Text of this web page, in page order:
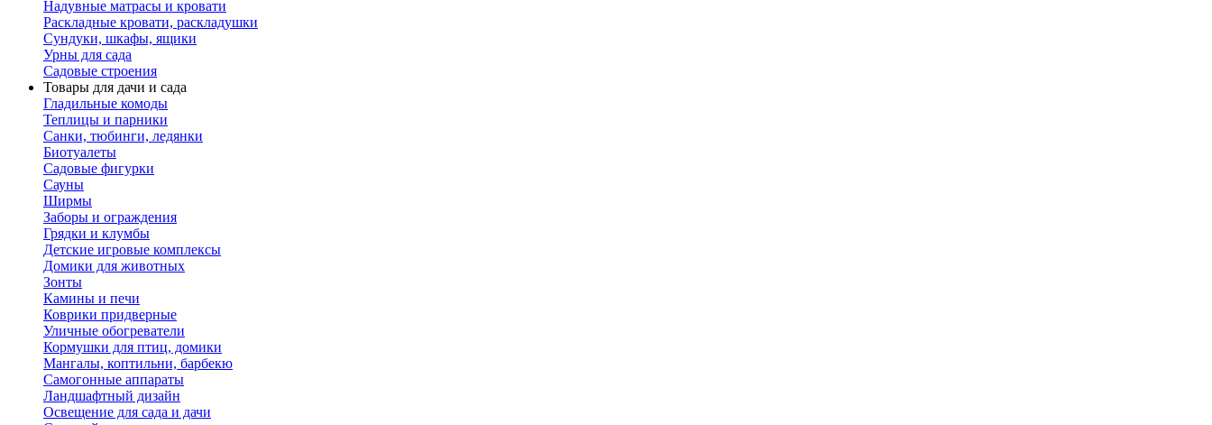
Надувные матрасы и кровати
Раскладные кровати, раскладушки
Сундуки, шкафы, ящики
Урны для сада
Садовые строения
Товары для дачи и сада
Гладильные комоды
Теплицы и парники
Санки, тюбинги, ледянки
Биотуалеты
Садовые фигурки
Сауны
Ширмы
Заборы и ограждения
Грядки и клумбы
Детские игровые комплексы
Домики для животных
Зонты
Камины и печи
Коврики придверные
Уличные обогреватели
Кормушки для птиц, домики
Мангалы, коптильни, барбекю
Самогонные аппараты
Ландшафтный дизайн
Освещение для сада и дачи